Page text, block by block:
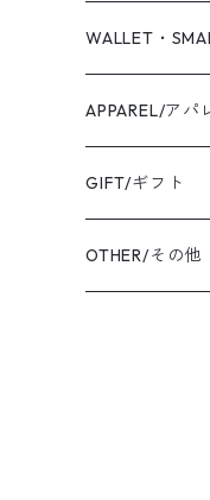
PIERCED
EAR CUFF/イヤ
BANGLE・
K18YG/K18イ
CANVAS/帆布
LEATHER/皮革
トートバッグ
ショルダーバッ
WALLET・
APPAREL/アパ
TOPS/トップス
SHIRT・BLOUSE/
OUTER/アウター
GIFT/ギフト
OTHER/その他